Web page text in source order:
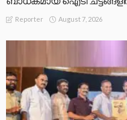
Reporter August 7, 2026